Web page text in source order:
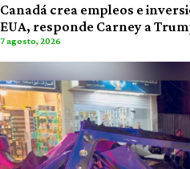
Canadá crea empleos e
EUA, responde Carney a
7 agosto, 2026